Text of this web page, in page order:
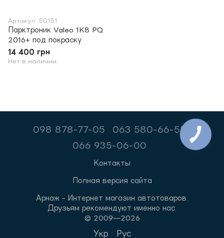
Артикул: 50151
Парктроник Valeo 1K8 PQ
2016+ под покраску
14 400 грн
Нет в наличии
098 878-77-05
063 580-66-55
066 935-06-00
Контакты
Полная версия сайта
Арнаж - Интернет магазин автотоваров.
Друзьям рекомендуют именно нас.
© 2009—2026
Укр Рус